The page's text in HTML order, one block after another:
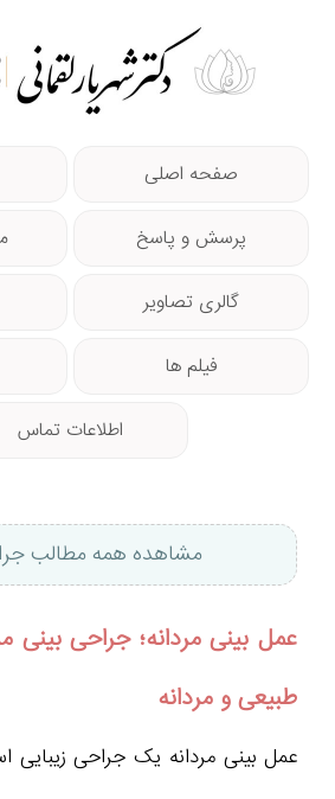
صفحه اصلی
پرسش و پاسخ
گالری تصاویر
فیلم ها
اطلاعات تماس
مشاهده همه مطالب
عمل بینی مردانه؛ جراحی بینی
طبیعی و مردانه
عمل بینی مردانه یک جراحی